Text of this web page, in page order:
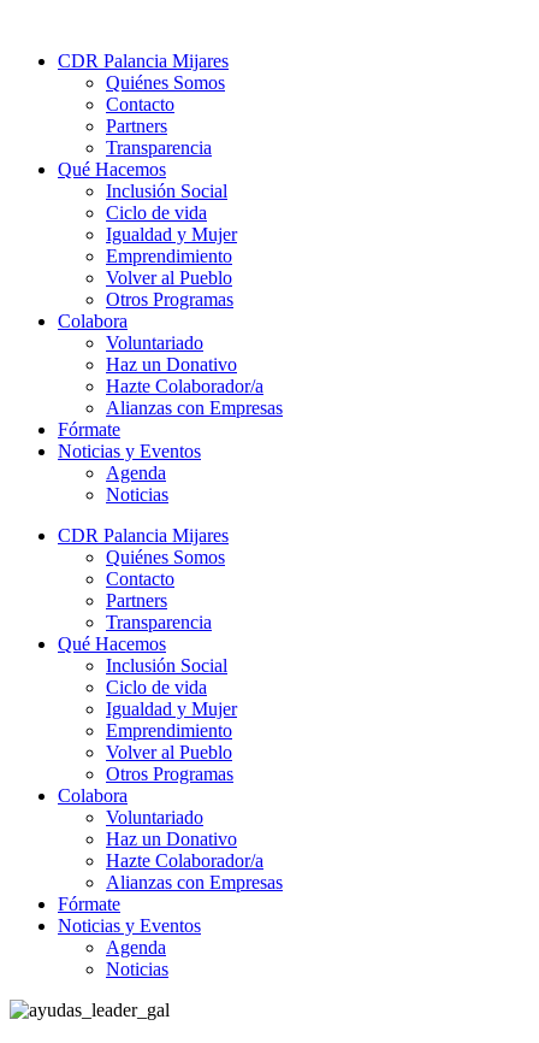
CDR Palancia Mijares
Quiénes Somos
Contacto
Partners
Transparencia
Qué Hacemos
Inclusión Social
Ciclo de vida
Igualdad y Mujer
Emprendimiento
Volver al Pueblo
Otros Programas
Colabora
Voluntariado
Haz un Donativo
Hazte Colaborador/a
Alianzas con Empresas
Fórmate
Noticias y Eventos
Agenda
Noticias
CDR Palancia Mijares
Quiénes Somos
Contacto
Partners
Transparencia
Qué Hacemos
Inclusión Social
Ciclo de vida
Igualdad y Mujer
Emprendimiento
Volver al Pueblo
Otros Programas
Colabora
Voluntariado
Haz un Donativo
Hazte Colaborador/a
Alianzas con Empresas
Fórmate
Noticias y Eventos
Agenda
Noticias